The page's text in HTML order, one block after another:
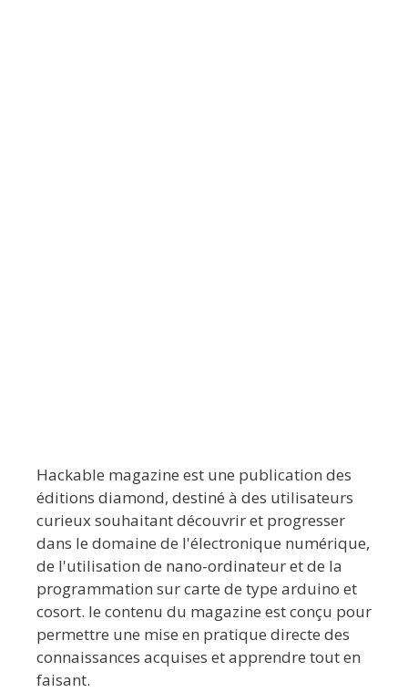
Hackable magazine est une publication des
éditions diamond, destiné à des utilisateurs
curieux souhaitant découvrir et progresser
dans le domaine de l'électronique numérique,
de l'utilisation de nano-ordinateur et de la
programmation sur carte de type arduino et
cosort. le contenu du magazine est conçu pour
permettre une mise en pratique directe des
connaissances acquises et apprendre tout en
faisant.